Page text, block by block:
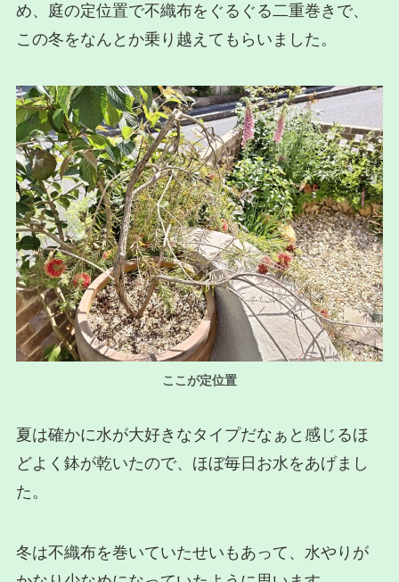
め、庭の定位置で不織布をぐるぐる二重巻きで、
この冬をなんとか乗り越えてもらいました。
ここが定位置
夏は確かに水が大好きなタイプだなぁと感じるほ
どよく鉢が乾いたので、ほぼ毎日お水をあげまし
た。
冬は不織布を巻いていたせいもあって、水やりが